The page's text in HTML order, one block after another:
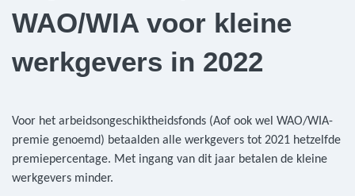
WAO/WIA voor kleine
werkgevers in 2022
Voor het arbeidsongeschiktheidsfonds (Aof ook wel WAO/WIA-
premie genoemd) betaalden alle werkgevers tot 2021 hetzelfde
premiepercentage. Met ingang van dit jaar betalen de kleine
werkgevers minder.